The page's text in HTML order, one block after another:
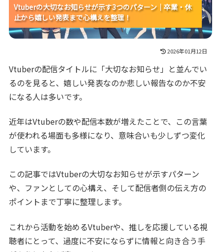
Vtuberの大切なお知らせが示す3つのパターン｜卒業・休
止から嬉しい発表まで心構えを整理！
Vtuberの大切なお知らせが示す3つのパターン｜卒業・休
止から嬉しい発表まで心構えを整理！
Vtuberの大切なお知らせが示す3つのパターン｜卒業・休
止から嬉しい発表まで心構えを整理！
2026年01月12日
Vtuberの配信タイトルに「大切なお知らせ」と並んでい
るのを見ると、嬉しい発表なのか悲しい報告なのか不安
になる人は多いです。
近年はVtuberの数や配信本数が増えたことで、この言葉
が使われる場面も多様になり、意味合いも少しずつ変化
しています。
この記事ではVtuberの大切なお知らせが示すパターン
や、ファンとしての心構え、そして配信者側の伝え方の
ポイントまで丁寧に整理します。
これから活動を始めるVtuberや、推しを応援している視
聴者にとって、過度に不安にならずに情報と向き合う手